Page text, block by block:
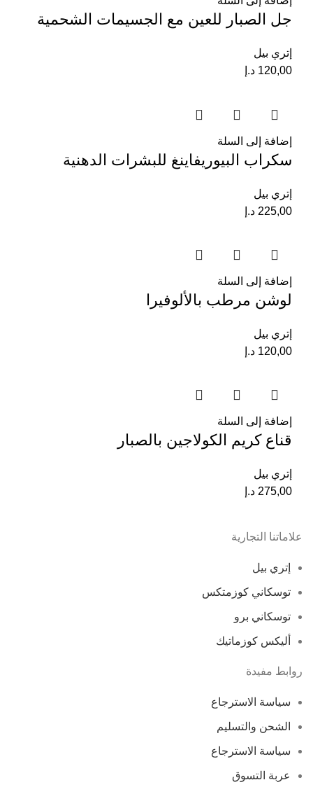
جل الصبار للعين مع الجسيمات الشحمية
إتري بيل
120,00 د.إ
إضافة إلى السلة
سكراب البيوريفاينغ للبشرات الدهنية
إتري بيل
225,00 د.إ
إضافة إلى السلة
لوشن مرطب بالألوفيرا
إتري بيل
120,00 د.إ
إضافة إلى السلة
قناع كريم الكولاجين بالصبار
إتري بيل
275,00 د.إ
علاماتنا التجارية
إتري بيل
توسكاني كوزمتكس
توسكاني برو
أليكس كوزماتيك
روابط مفيدة
سياسة الاسترجاع
الشحن والتسليم
سياسة الاسترجاع
عربة التسوق